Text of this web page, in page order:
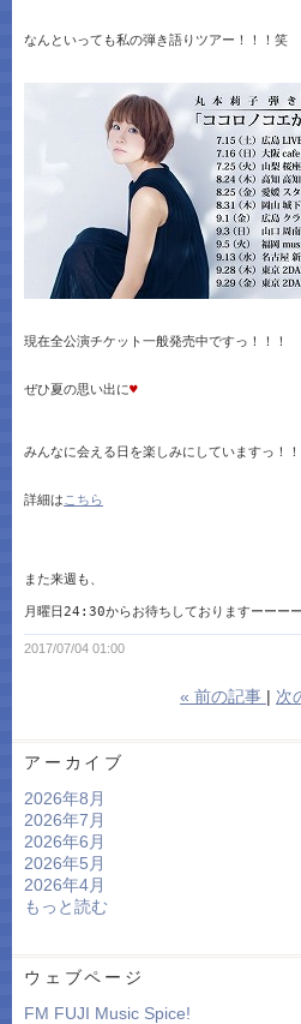
なんといっても私の弾き語りツアー！！！笑
現在全公演チケット一般発売中ですっ！！！
ぜひ夏の思い出に♥
みんなに会える日を楽しみにしていますっ！！
詳細はこちら
また来週も、
月曜日24:30からお待ちしておりますーーー
2017/07/04 01:00
« 前の記事 次
アーカイブ
2026年8月
2026年7月
2026年6月
2026年5月
2026年4月
もっと読む
ウェブページ
FM FUJI Music Spice!